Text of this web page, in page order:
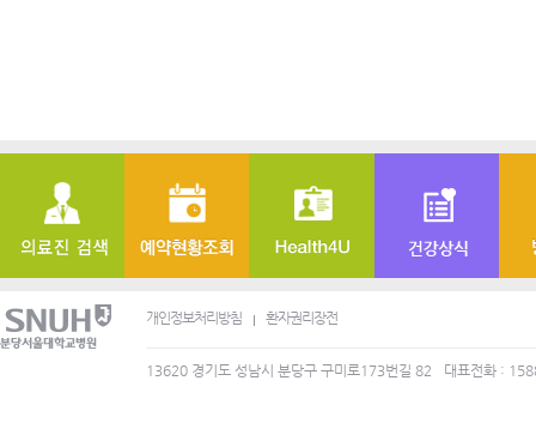
개인정보처리방침 환자권리장전
13620 경기도 성남시 분당구 구미로173번길 82 대표전화 :